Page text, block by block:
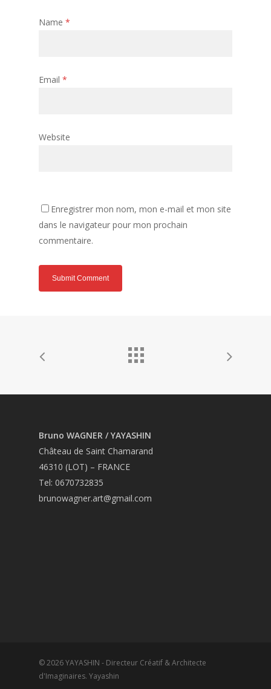
Name *
Email *
Website
Enregistrer mon nom, mon e-mail et mon site
dans le navigateur pour mon prochain
commentaire.
Bruno WAGNER / YAYASHIN
Château de Saint Chamarand
46310 (LOT) – FRANCE
Tel: 0670732835
brunowagner.art@gmail.com
© 2026 YAYASHIN - Directeur Créatif & Architecte
d'Imaginaires. Yayashin